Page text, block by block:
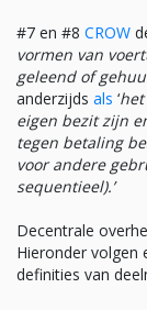
#7 en #8 CROW
vormen van
geleend of
anderzijds als ‘
eigen bezit zijn
tegen betaling
voor andere
sequentieel).’
Decentrale
Hieronder volgen
definities van